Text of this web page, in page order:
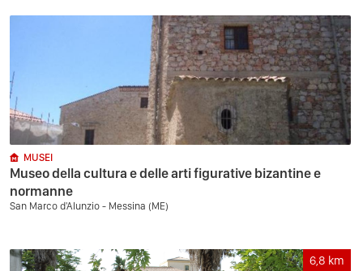
MUSEI
Museo della cultura e delle arti figurative bizantine e
normanne
San Marco d'Alunzio - Messina (ME)
6,8 km